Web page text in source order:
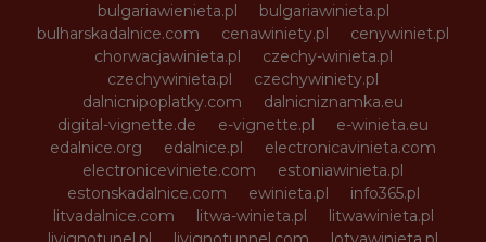
bulgariawienieta.pl
bulgariawinieta.pl
bulharskadalnice.com
cenawiniety.pl
cenywiniet.pl
chorwacjawinieta.pl
czechy-winieta.pl
czechywinieta.pl
czechywiniety.pl
dalnicnipoplatky.com
dalnicniznamka.eu
digital-vignette.de
e-vignette.pl
e-winieta.eu
edalnice.org
edalnice.pl
electronicavinieta.com
electroniceviniete.com
estoniawinieta.pl
estonskadalnice.com
ewinieta.pl
info365.pl
litvadalnice.com
litwa-winieta.pl
litwawinieta.pl